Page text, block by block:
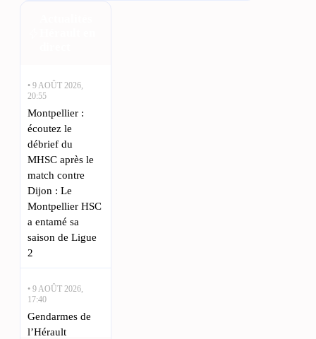
• 9 AOÛT 2026,
20:55
Montpellier :
écoutez le
débrief du
MHSC après le
match contre
Dijon : Le
Montpellier HSC
a entamé sa
saison de Ligue
2
• 9 AOÛT 2026,
17:40
Gendarmes de
l’Hérault